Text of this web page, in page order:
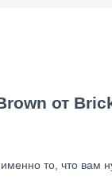
от
то, что вам